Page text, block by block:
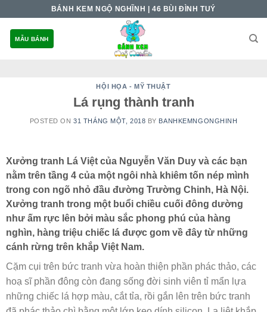
content
BÁNH KEM NGỘ NGHĨNH | 46 BÙI ĐÌNH TUÝ
MẪU BÁNH
HỘI HỌA - MỸ THUẬT
Lá rụng thành tranh
POSTED ON31 THÁNG MỘT, 2018 BY BANHKEMNGONGHINH
Xưởng tranh Lá Việt của Nguyễn Văn Duy và các bạn
nằm trên tầng 4 của một ngôi nhà khiêm tốn nép mình
trong con ngõ nhỏ đầu đường Trường Chinh, Hà Nội.
Xưởng tranh trong một buổi chiều cuối đông dường
như ấm rực lên bởi màu sắc phong phú của hàng
nghìn, hàng triệu chiếc lá được gom về đây từ những
cánh rừng trên khắp Việt Nam.
Cặm cụi trên bức tranh vừa hoàn thiện phần phác thảo, các
hoạ sĩ phần đông còn đang sống đời sinh viên tỉ mẩn lựa
những chiếc lá hợp màu, cắt tỉa, rồi gắn lên trên bức tranh